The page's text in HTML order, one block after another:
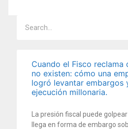
Cuando el Fisco reclama
no existen: cómo una
logró levantar embargos
ejecución millonaria.
La presión fiscal puede
llega en forma de embargo